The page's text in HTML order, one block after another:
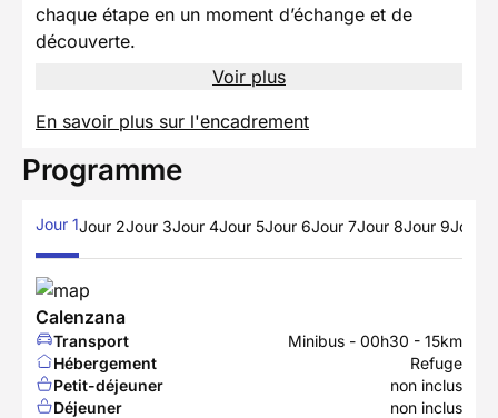
chaque étape en un moment d’échange et de
découverte.
Voir plus
En savoir plus sur l'encadrement
Programme
Jour 1Jour 2Jour 3Jour 4Jour 5Jour 6Jour 7Jour 8Jour 9Jour
Calenzana
Transport
Minibus - 00h30 - 15km
Hébergement
Refuge
Petit-déjeuner
non inclus
Déjeuner
non inclus